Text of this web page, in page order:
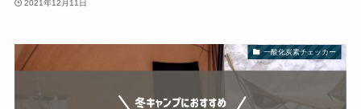
2021年12月11日
一酸化炭素チェッカー